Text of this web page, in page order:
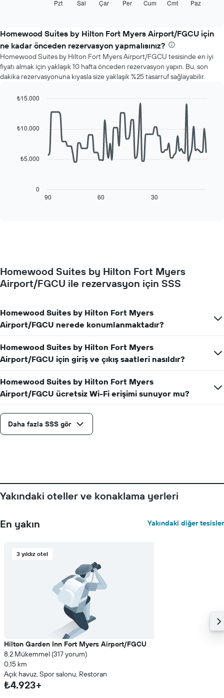
Y
ekseni
içerir
günü
için
ortalama
oda
fiyatını
gösterir
haftanın
içerir.
Tablo
ortalama
Pzt Sal Çar Per Cum Cmt Paz
Homewood Suites by Hilton Fort Myers Airport/FGCU için
ne kadar önceden rezervasyon yapmalısınız?
Homewood Suites by Hilton Fort Myers Airport/FGCU tesisinde en iyi
fiyatı almak için yaklaşık 10 hafta önceden rezervasyon yapın. Bu, son
dakika rezervasyonuna kıyasla size yaklaşık %25 tasarruf sağlayabilir.
with
90
konaklama
konaklamadan
önceki
gün
gösteren
X
ekseni
içerir
Tablo
bir
ortalama
fiyatını
gösteren
1
Y
ekseni
90 60 30
0
₺5.000
₺10.000
₺15.000
Homewood Suites by Hilton Fort Myers
Airport/FGCU ile rezervasyon için SSS
Homewood Suites by Hilton Fort Myers
Airport/FGCU nerede konumlanmaktadır?
Homewood Suites by Hilton Fort Myers
Airport/FGCU için giriş ve çıkış saatleri nasıldır?
Homewood Suites by Hilton Fort Myers
Airport/FGCU ücretsiz Wi-Fi erişimi sunuyor mu?
Daha fazla SSS gör
Yakındaki oteller ve konaklama yerleri
En yakın Yakındaki diğer tesisler
3 yıldız otel
Hilton Garden Inn Fort Myers Airport/FGCU
8.2 Mükemmel (317 yorum)
0,15 km
Açık havuz, Spor salonu, Restoran
₺4.923+